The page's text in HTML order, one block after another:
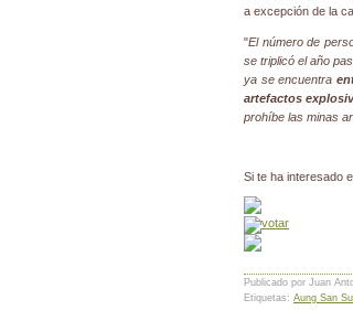
a excepción de la
"El número de
se triplicó el año
ya se encuentra
artefactos
prohíbe las minas
Si te ha interesado
Publicado por Juan
Etiquetas: Aung San